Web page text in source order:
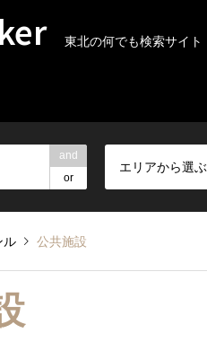
東北の何でも検索サイト
and
or
エリアから選ぶ
ル 公共施設